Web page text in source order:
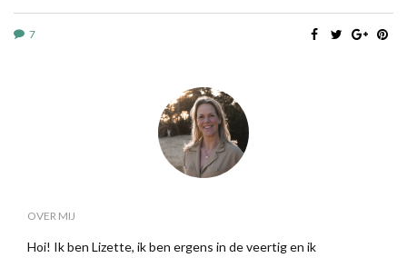
7
OVER MIJ
Hoi! Ik ben Lizette, ik ben ergens in de veertig en ik